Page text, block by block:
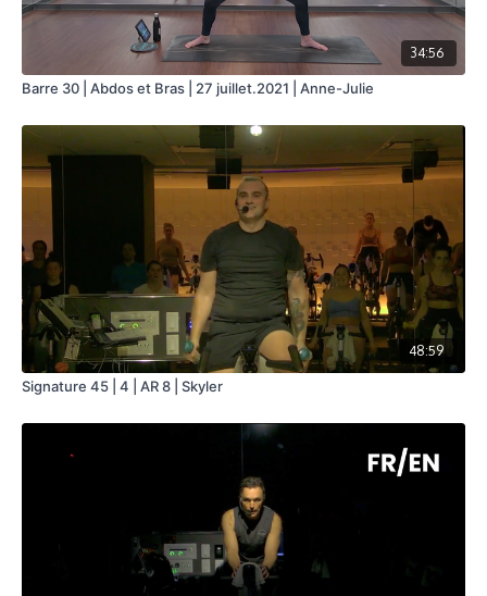
34:56
Barre 30 | Abdos et Bras | 27 juillet.2021 | Anne-Julie
48:59
Signature 45 | 4 | AR 8 | Skyler